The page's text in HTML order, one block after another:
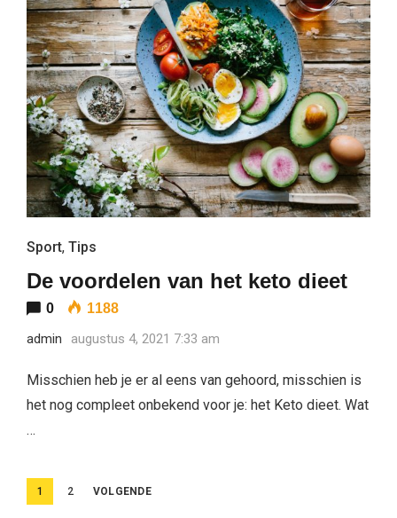
Sport, Tips
De voordelen van het keto dieet
0 1188
admin augustus 4, 2021 7:33 am
Misschien heb je er al eens van gehoord, misschien is
het nog compleet onbekend voor je: het Keto dieet. Wat
…
Berichten
1 2 VOLGENDE